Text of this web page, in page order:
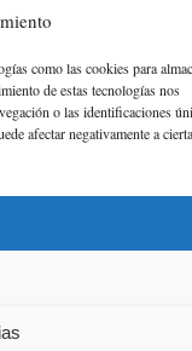
como las cookies para
de estas tecnologías nos
o las identificaciones
afectar negativamente a